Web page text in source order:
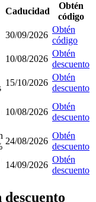
Caducidad
Obtén
código
30/09/2026
Obtén
código
10/08/2026
Obtén
descuento
15/10/2026
Obtén
descuento
10/08/2026
Obtén
descuento
24/08/2026
Obtén
descuento
14/09/2026
Obtén
descuento